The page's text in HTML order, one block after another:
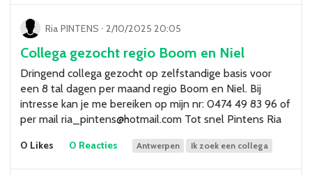
Ria PINTENS ᐧ 2/10/2025 20:05
Collega gezocht regio Boom en Niel
Dringend collega gezocht op zelfstandige basis voor
een 8 tal dagen per maand regio Boom en Niel. Bij
intresse kan je me bereiken op mijn nr: 0474 49 83 96 of
per mail ria_pintens@hotmail.com Tot snel Pintens Ria
0 Likes 0 Reacties Antwerpen Ik zoek een collega